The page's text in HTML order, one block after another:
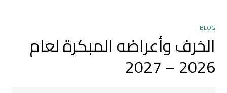
BLOG
الخرف وأعراضه المبكرة لعام
2026 – 2027